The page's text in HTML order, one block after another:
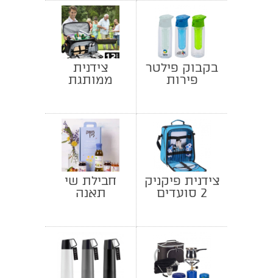
בקבוק פילטר
פירות
צידנית
ממותגת
צידנית פיקניק
2 סועדים
חבילת שי
תאנה